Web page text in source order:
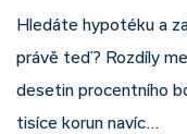
Hledáte hypotéku a
právě teď? Rozdíly
desetin procentního
tisíce korun navíc…